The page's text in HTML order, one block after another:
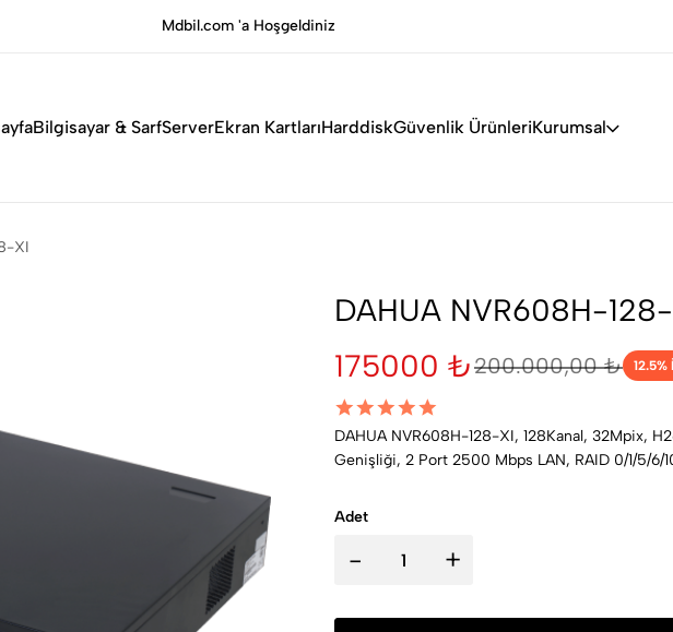
En Yeni Teknolojilerle Hayatınızı Kolaylaştırın!
Bilgisayar & SarfServerEkran KartlarıHarddiskGüvenlik ÜrünleriKurumsal
XI
DAHUA NVR608H-
175000 ₺200.000,00 ₺ 12.5%
DAHUA NVR608H-128-XI, 128Kanal, 32Mpix,
Genişliği, 2 Port 2500 Mbps LAN, RAID 0/1/5/6/
Adet
- +